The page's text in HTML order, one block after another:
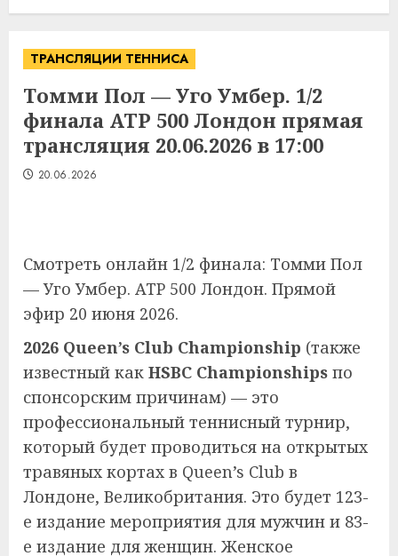
ТРАНСЛЯЦИИ ТЕННИСА
Томми Пол — Уго Умбер. 1/2
финала ATP 500 Лондон прямая
трансляция 20.06.2026 в 17:00
20.06.2026
Смотреть онлайн 1/2 финала: Томми Пол
— Уго Умбер. ATP 500 Лондон. Прямой
эфир 20 июня 2026.
2026 Queen’s Club Championship (также
известный как HSBC Championships по
спонсорским причинам) — это
профессиональный теннисный турнир,
который будет проводиться на открытых
травяных кортах в Queen’s Club в
Лондоне, Великобритания. Это будет 123-
е издание мероприятия для мужчин и 83-
е издание для женщин. Женское